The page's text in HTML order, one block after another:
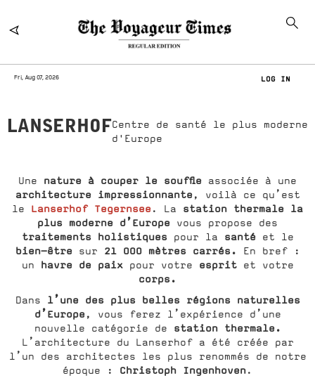
Fri, Aug 07, 2026 LOG IN
LANSERHOFCentre de santé le plus moderne
d'Europe
Une nature à couper le souffle associée à une
architecture impressionnante, voilà ce qu’est
le Lanserhof Tegernsee. La station thermale la
plus moderne d’Europe
vous propose des
traitements holistiquespour la santé et le
bien-êtresur 21 000 mètres carrés.
En bref :
un havre de paix pour votre esprit et votre
corps.
Dans l’une des plus belles régions naturelles
d’Europe, vous ferez l’expérience d’une
nouvelle catégorie de station thermale.
L’architecture du Lanserhof a été créée par
l’un des architectes les plus renommés de notre
époque : Christoph Ingenhoven.